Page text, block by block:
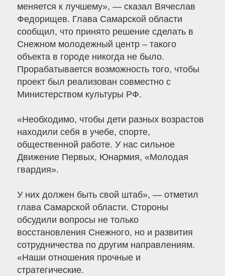
меняется к лучшему», — сказал Вячеслав
Федорищев. Глава Самарской области
сообщил, что принято решение сделать в
Снежном молодежный центр – такого
объекта в городе никогда не было.
Прорабатывается возможность того, чтобы
проект был реализован совместно с
Министерством культуры РФ.
«Необходимо, чтобы дети разных возрастов
находили себя в учебе, спорте,
общественной работе. У нас сильное
Движение Первых, Юнармия, «Молодая
гвардия».
У них должен быть свой штаб», — отметил
глава Самарской области. Стороны
обсудили вопросы не только
восстановления Снежного, но и развития
сотрудничества по другим направлениям.
«Наши отношения прочные и
стратегические.